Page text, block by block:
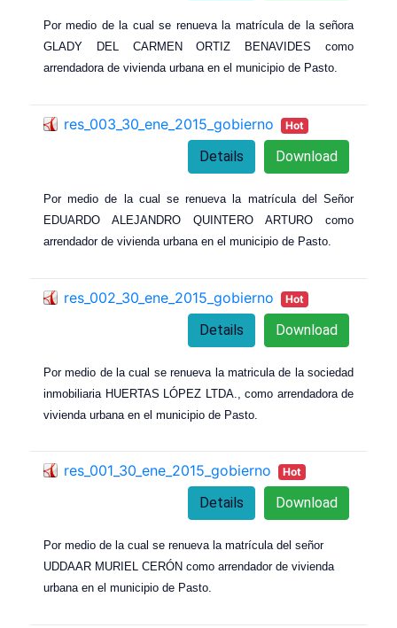
Por medio de la cual se renueva la matrícula de la señora
GLADY DEL CARMEN ORTIZ BENAVIDES como
arrendadora de vivienda urbana en el municipio de Pasto.
res_003_30_ene_2015_gobierno Hot
Download
Details
Por medio de la cual se renueva la matrícula del Señor
EDUARDO ALEJANDRO QUINTERO ARTURO como
arrendador de vivienda urbana en el municipio de Pasto.
res_002_30_ene_2015_gobierno Hot
Download
Details
Por medio de la cual se renueva la matricula de la sociedad
inmobiliaria HUERTAS LÓPEZ LTDA., como arrendadora de
vivienda urbana en el municipio de Pasto.
res_001_30_ene_2015_gobierno Hot
Download
Details
Por medio de la cual se renueva la matrícula del señor
UDDAAR MURIEL CERÓN como arrendador de vivienda
urbana en el municipio de Pasto.